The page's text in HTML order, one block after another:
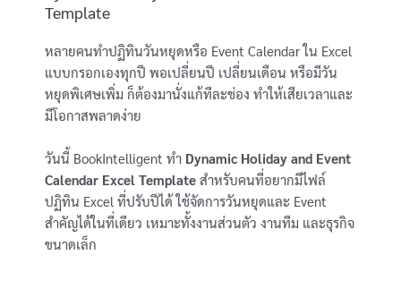
Template
หลายคนทำปฏิทินวันหยุดหรือ Event Calendar ใน Excel
แบบกรอกเองทุกปี พอเปลี่ยนปี เปลี่ยนเดือน หรือมีวัน
หยุดพิเศษเพิ่ม ก็ต้องมานั่งแก้ทีละช่อง ทำให้เสียเวลาและ
มีโอกาสพลาดง่าย
วันนี้ BookIntelligent ทำ Dynamic Holiday and Event
Calendar Excel Template สำหรับคนที่อยากมีไฟล์
ปฏิทิน Excel ที่ปรับปีได้ ใช้จัดการวันหยุดและ Event
สำคัญได้ในที่เดียว เหมาะทั้งงานส่วนตัว งานทีม และธุรกิจ
ขนาดเล็ก